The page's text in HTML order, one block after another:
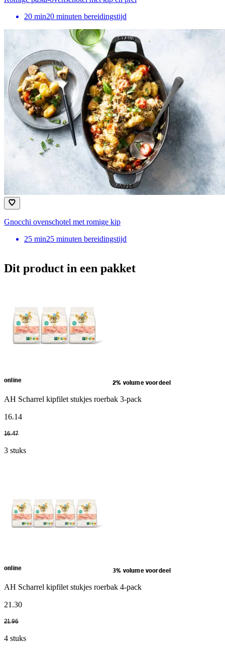
20 min20 minuten bereidingstijd
Gnocchi ovenschotel met romige kip
25 min25 minuten bereidingstijd
Dit product in een pakket
online 2% volume voordeel
AH Scharrel kipfilet stukjes roerbak 3-pack
16.14
16.47
3 stuks
online 3% volume voordeel
AH Scharrel kipfilet stukjes roerbak 4-pack
21 .30
21.96
4 stuks